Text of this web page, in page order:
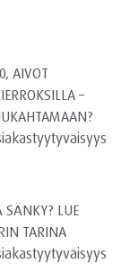
AIVOT
–
LUE
TARINA